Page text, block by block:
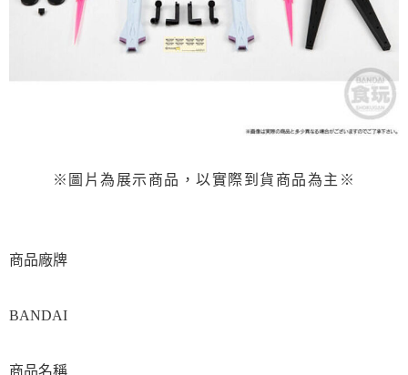
※圖片為展示商品，以實際到貨商品為主※
商品廠牌
BANDAI
商品名稱